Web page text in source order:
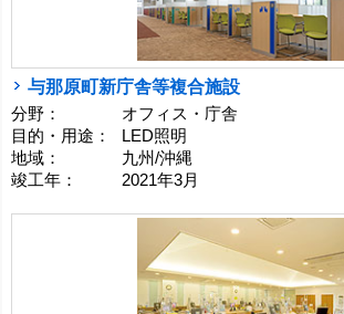
与那原町新庁舎等複合施設
分野：
オフィス・庁舎
目的・用途：
LED照明
地域：
九州/沖縄
竣工年：
2021年3月